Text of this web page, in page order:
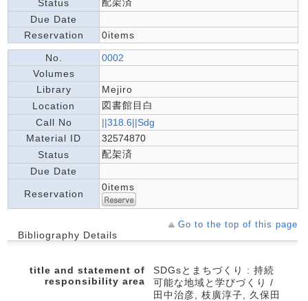
Status
Due Date
Reservation
0items
No.
0002
Volumes
Library
Mejiro
Location
図書館目白
Call No
||318.6||Sdg
Material ID
32574870
Status
配架済
Due Date
Reservation
0items
Go to the top of this page
Bibliography Details
title and statement of
responsibility area
SDGsとまちづくり : 持続
可能な地域と学びづくり /
田中治彦, 枝廣淳子, 久保田